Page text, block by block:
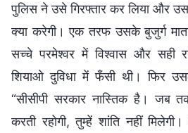
पुलिस ने उसे गिरफ्तार कर लिया और
क्या करेगी। एक तरफ उसके बुजुर्ग
सच्चे परमेश्वर में विश्वास और सही
शियाओ दुविधा में फँसी थी। फिर
“सीसीपी सरकार नास्तिक है। जब
करती रहोगी, तुम्हें शांति नहीं